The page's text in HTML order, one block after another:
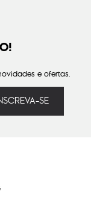
e ofertas.